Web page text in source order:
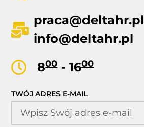
praca@deltahr.pl
info@deltahr.pl
800- 1600
TWÓJ ADRES E-MAIL